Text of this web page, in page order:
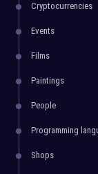
Cryptocurrencies
Events
Films
Paintings
People
Programming
Shops